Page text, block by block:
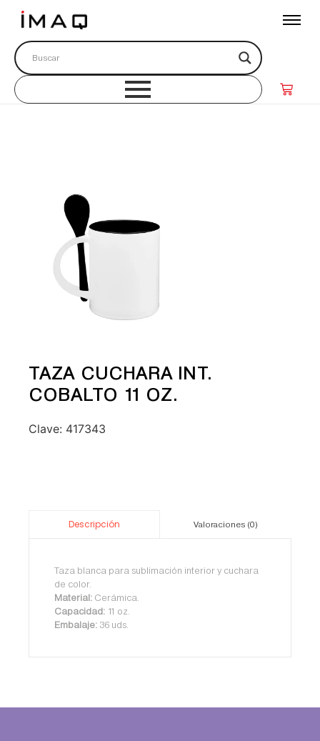
TAZA CUCHARA INT.
COBALTO 11 OZ.
Clave: 417343
Descripción Valoraciones (0)
Taza blanca para sublimación interior y cuchara
de color.
Material: Cerámica.
Capacidad: 11 oz.
Embalaje: 36 uds.